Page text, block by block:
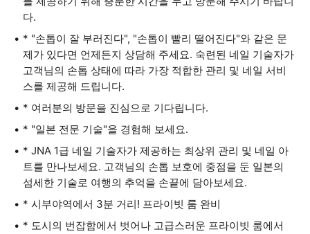
다.
* "손톱이 잘 부러진다", "손톱이 빨리 떨어진다"와 같은 문
제가 있다면 언제든지 상담해 주세요. 숙련된 네일 기술자가
고객님의 손톱 상태에 따라 가장 적합한 관리 및 네일 서비
스를 제공해 드립니다.
* 여러분의 방문을 진심으로 기다립니다.
* "일본 전문 기술"을 경험해 보세요.
* JNA 1급 네일 기술자가 제공하는 최상위 관리 및 네일 아
트를 만나보세요. 고객님의 손톱 보호에 중점을 둔 일본의
섬세한 기술로 여행의 추억을 손끝에 담아보세요.
* 시부야역에서 3분 거리! 프라이빗 룸 완비
* 도시의 번잡함에서 벗어나 고급스러운 프라이빗 룸에서